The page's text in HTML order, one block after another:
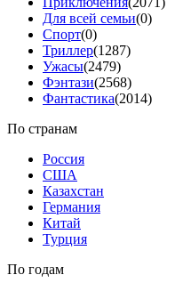
Для всей семьи(0)
Спорт(0)
Триллер(1287)
Ужасы(2479)
Фэнтази(2568)
Фантастика(2014)
По странам
Россия
США
Казахстан
Германия
Китай
Турция
По годам